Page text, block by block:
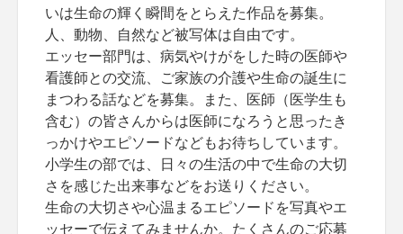
いは生命の輝く瞬間をとらえた作品を募集。
人、動物、自然など被写体は自由です。
エッセー部門は、病気やけがをした時の医師や
看護師との交流、ご家族の介護や生命の誕生に
まつわる話などを募集。また、医師（医学生も
含む）の皆さんからは医師になろうと思ったき
っかけやエピソードなどもお待ちしています。
小学生の部では、日々の生活の中で生命の大切
さを感じた出来事などをお送りください。
生命の大切さや心温まるエピソードを写真やエ
ッセーで伝えてみませんか。たくさんのご応募